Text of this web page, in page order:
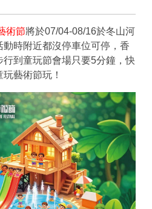
術節將於07/04-08/16於冬山河
時附近都沒停車位可停，香
到童玩節會場只要5分鐘，快
藝術節玩！